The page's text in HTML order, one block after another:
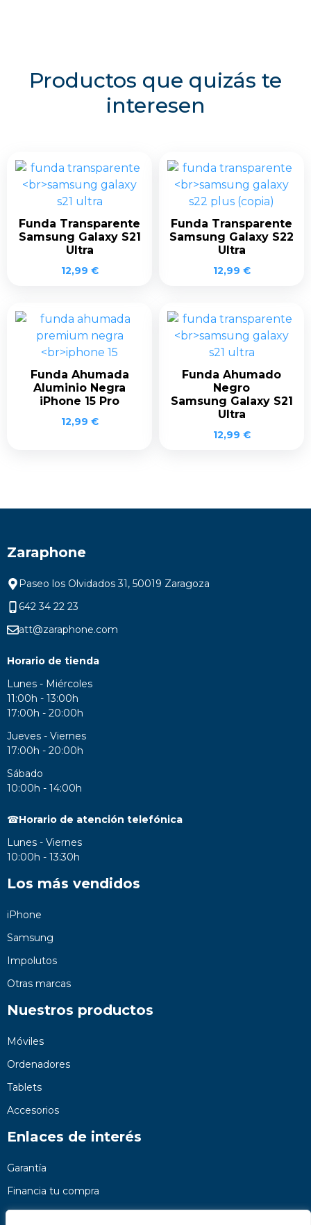
Productos que quizás te
interesen
Funda Transparente
Samsung Galaxy S21
Ultra
12,99 €
Funda Transparente
Samsung Galaxy S22
Ultra
12,99 €
Funda Ahumada
Aluminio Negra
iPhone 15 Pro
12,99 €
Funda Ahumado
Negro
Samsung Galaxy S21
Ultra
12,99 €
Zaraphone
Paseo los Olvidados 31, 50019 Zaragoza
642 34 22 23
att@zaraphone.com
Horario de tienda
Lunes - Miércoles
11:00h - 13:00h
17:00h - 20:00h
Jueves - Viernes
17:00h - 20:00h
Sábado
10:00h - 14:00h
☎Horario de atención telefónica
Lunes - Viernes
10:00h - 13:30h
Los más vendidos
iPhone
Samsung
Impolutos
Otras marcas
Nuestros productos
Móviles
Ordenadores
Tablets
Accesorios
Enlaces de interés
Garantía
Financia tu compra
Preguntas frecuentes